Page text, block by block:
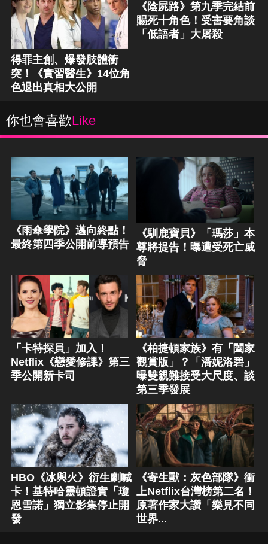
得罪主創、爆發肢體衝
突！《實習醫生》14位角
色退出真相大公開
《陰屍路》第九季完結前
賜死十角色！受害要角談
「低語者」大屠殺
你也會喜歡Like
《雨傘學院》邁向終點！
最終第四季公開前導預告
《馴鹿寶貝》「瑪莎」本
尊將提告！曝遭受死亡威
脅
「卡特探員」加入！
Netflix《戀愛修課》第三
季公開新卡司
《柏捷頓家族》有「闔家
觀賞版」？「潘妮洛碧」
曝雙親難接受大尺度、談
第三季發展
HBO《冰與火》衍生劇喊
卡！基特哈靈頓證實「瓊
恩雪諾」獨立影集停止開
發
《寄生獸：灰色部隊》衝
上Netflix台灣榜第二名！
原著作家大讚「樂見不同
世界...